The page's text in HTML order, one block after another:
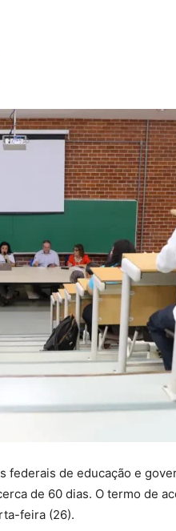
de educação e
de 60 dias. O termo de
feira (26).